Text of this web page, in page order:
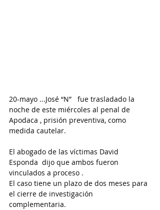
20-mayo ...José “N”   fue trasladado la
noche de este miércoles al penal de
Apodaca , prisión preventiva, como
medida cautelar.
El abogado de las víctimas David
Esponda  dijo que ambos fueron
vinculados a proceso .
El caso tiene un plazo de dos meses para
el cierre de investigación
complementaria.